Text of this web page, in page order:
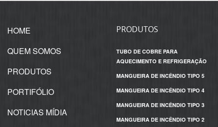
HOME
QUEM SOMOS
PRODUTOS
PORTIFÓLIO
NOTICIAS MÍDIA
PRODUTOS
TUBO DE COBRE PARA
AQUECIMENTO E REFRIGERAÇÃO
MANGUEIRA DE INCÊNDIO TIPO 5
MANGUEIRA DE INCÊNDIO TIPO 4
MANGUEIRA DE INCÊNDIO TIPO 3
MANGUEIRA DE INCÊNDIO TIPO 2